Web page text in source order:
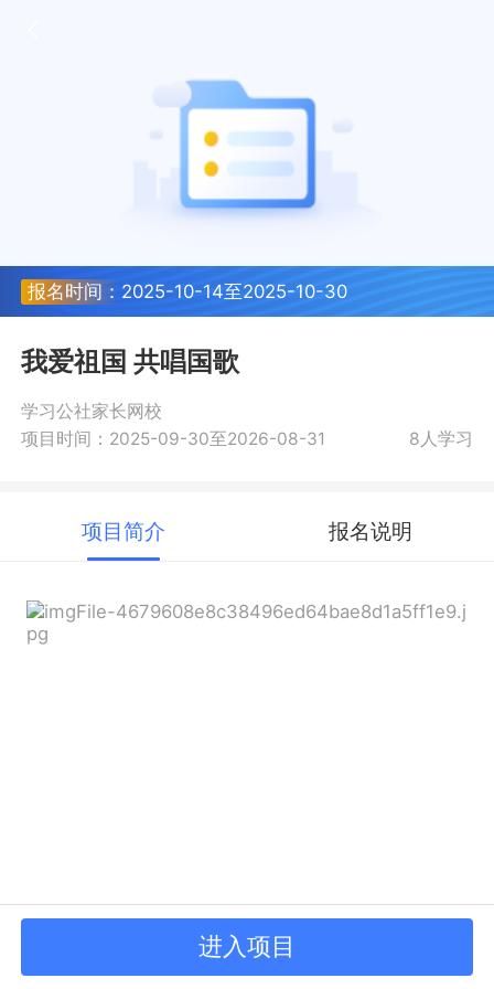
报名时间：2025-10-14至2025-10-30
我爱祖国 共唱国歌
学习公社家长网校
项目时间：2025-09-30至2026-08-31
8人学习
项目简介 报名说明
进入项目